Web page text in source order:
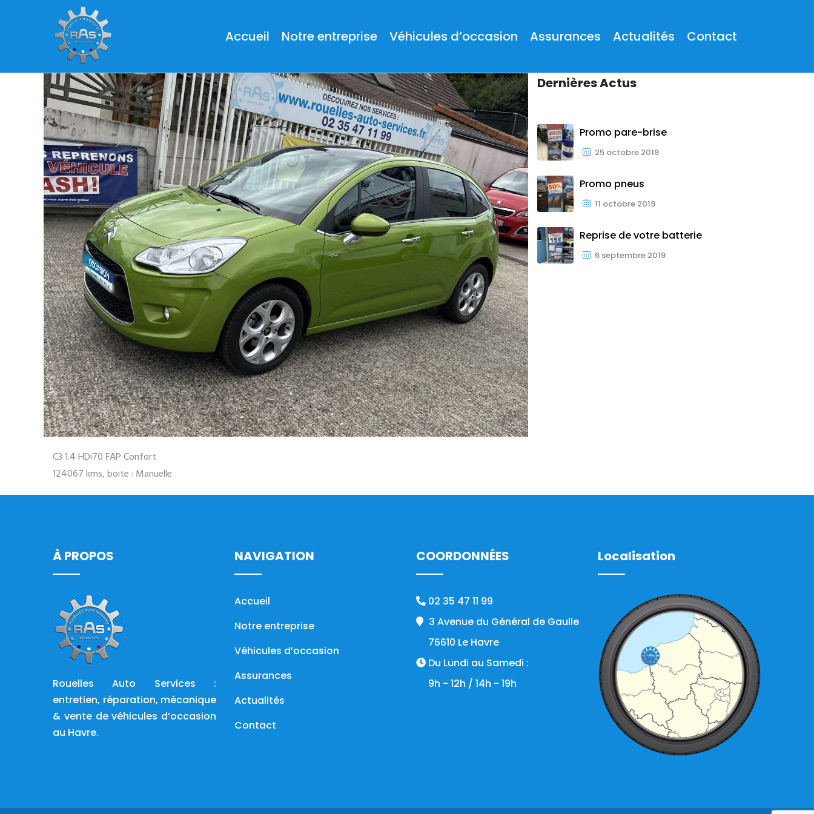
Accueil Notre entreprise Véhicules d’occasion Assurances Actualités Contact
C3 1.4 HDi70 FAP Confort
124067 kms, boite : Manuelle
Dernières Actus
Promo pare-brise
25 octobre 2019
Promo pneus
11 octobre 2019
Reprise de votre batterie
6 septembre 2019
À PROPOS
Rouelles Auto Services :
entretien, réparation, mécanique
& vente de véhicules d’occasion
au Havre.
NAVIGATION
Accueil
Notre entreprise
Véhicules d’occasion
Assurances
Actualités
Contact
COORDONNÉES
02 35 47 11 99
3 Avenue du Général de Gaulle
76610 Le Havre
Du Lundi au Samedi :
9h - 12h / 14h - 19h
Localisation